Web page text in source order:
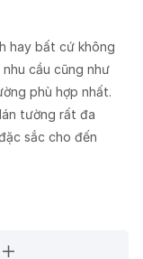
hay bất cứ không
cầu cũng như
phù hợp nhất.
tường rất đa
sắc cho đến